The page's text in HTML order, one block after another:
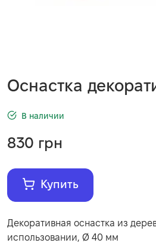
Оснастка
В наличии
830 грн
Купить
Декоративная оснастка из
использовании, Ø 40 мм